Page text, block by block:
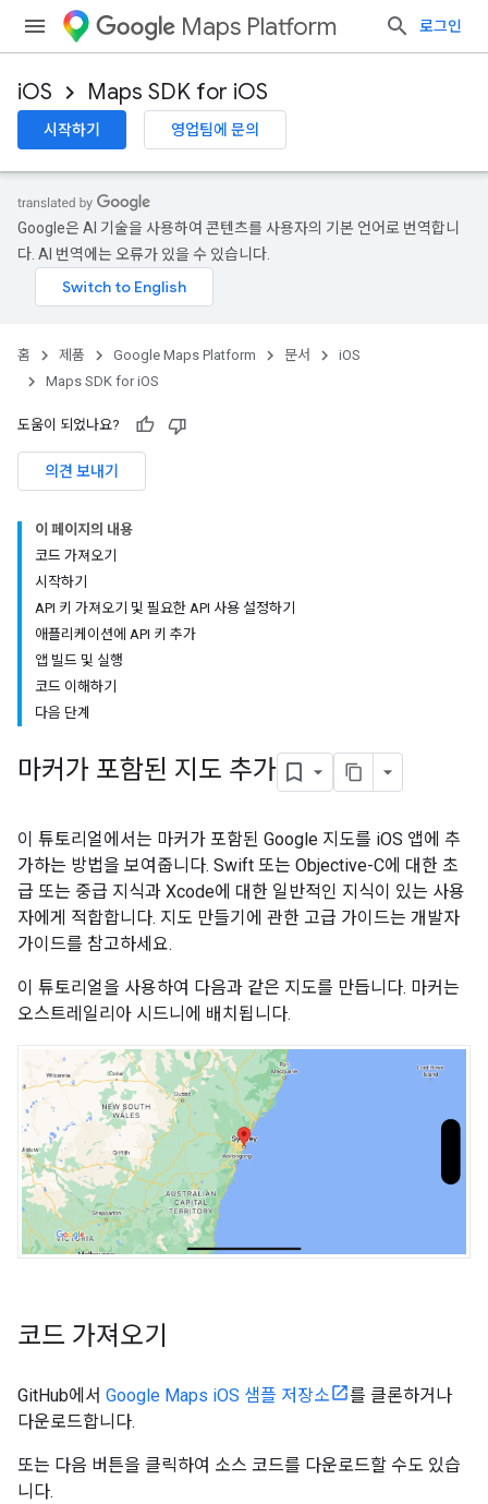
Maps Platform 로그인
iOS Maps SDK for iOS
시작하기 영업팀에 문의
Google은 AI 기술을 사용하여 콘텐츠를 사용자의 기본 언어로 번역합니
다. AI 번역에는 오류가 있을 수 있습니다.
홈 제품 Google Maps Platform 문서
iOS
Maps SDK for iOS
도움이 되었나요?
의견 보내기
이 페이지의 내용
코드 가져오기
시작하기
API 키 가져오기 및 필요한 API 사용 설정하기
애플리케이션에 API 키 추가
앱 빌드 및 실행
코드 이해하기
다음 단계
마커가 포함된 지도 추가
이 튜토리얼에서는 마커가 포함된 Google 지도를 iOS 앱에 추
가하는 방법을 보여줍니다. Swift 또는 Objective-C에 대한 초
급 또는 중급 지식과 Xcode에 대한 일반적인 지식이 있는 사용
자에게 적합합니다. 지도 만들기에 관한 고급 가이드는 개발자
가이드를 참고하세요.
이 튜토리얼을 사용하여 다음과 같은 지도를 만듭니다. 마커는
오스트레일리아 시드니에 배치됩니다.
코드 가져오기
GitHub에서 Google Maps iOS 샘플 저장소
를 클론하거나
다운로드합니다.
또는 다음 버튼을 클릭하여 소스 코드를 다운로드할 수도 있습
니다.